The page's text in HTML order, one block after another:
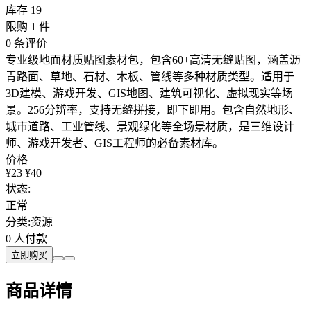
库存 19
限购 1 件
0 条评价
专业级地面材质贴图素材包，包含60+高清无缝贴图，涵盖沥
青路面、草地、石材、木板、管线等多种材质类型。适用于
3D建模、游戏开发、GIS地图、建筑可视化、虚拟现实等场
景。256分辨率，支持无缝拼接，即下即用。包含自然地形、
城市道路、工业管线、景观绿化等全场景材质，是三维设计
师、游戏开发者、GIS工程师的必备素材库。
价格
¥23 ¥40
状态:
正常
分类:资源
0 人付款
立即购买
商品详情